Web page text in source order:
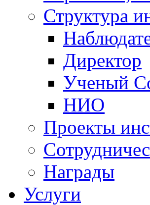
Структура
Директор
Ученый
НИО
Проекты
Награды
Услуги